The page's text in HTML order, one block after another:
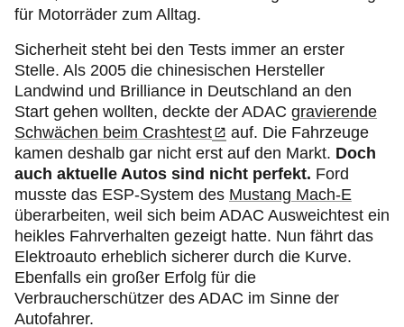
für Motorräder zum Alltag.
Sicherheit steht bei den Tests immer an erster
Stelle. Als 2005 die chinesischen Hersteller
Landwind und Brilliance in Deutschland an den
Start gehen wollten, deckte der ADAC gravierende
Schwächen beim Crashtest
auf. Die Fahrzeuge
kamen deshalb gar nicht erst auf den Markt. Doch
auch aktuelle Autos sind nicht perfekt. Ford
musste das ESP-System des Mustang Mach-E
überarbeiten, weil sich beim ADAC Ausweichtest ein
heikles Fahrverhalten gezeigt hatte. Nun fährt das
Elektroauto erheblich sicherer durch die Kurve.
Ebenfalls ein großer Erfolg für die
Verbraucherschützer des ADAC im Sinne der
Autofahrer.